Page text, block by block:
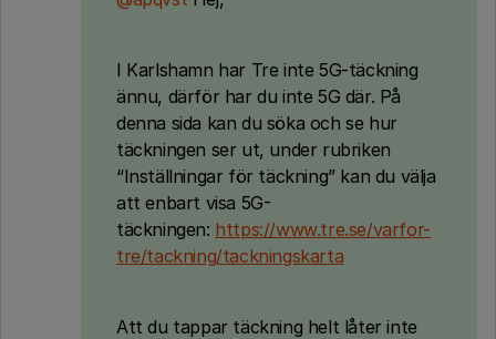
I Karlshamn har Tre inte 5G-täckning
ännu, därför har du inte 5G där. På
denna sida kan du söka och se hur
täckningen ser ut, under rubriken
“Inställningar för täckning” kan du välja
att enbart visa 5G-
täckningen: https://www.tre.se/varfor-
tre/tackning/tackningskarta
Att du tappar täckning helt låter inte